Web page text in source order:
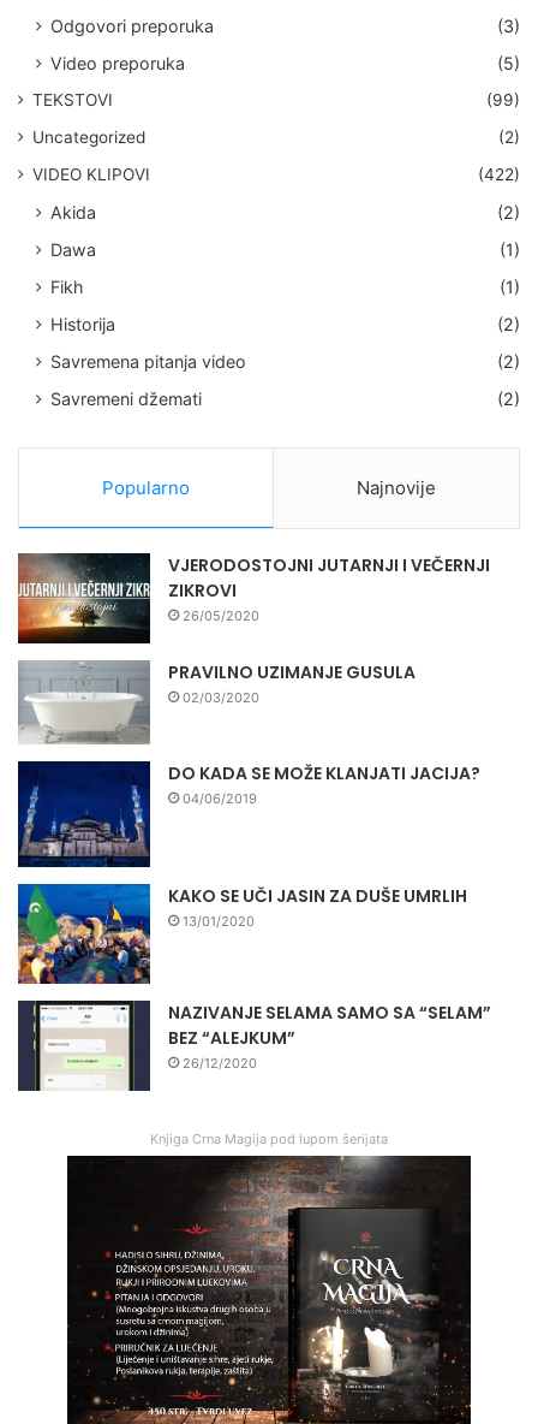
Odgovori preporuka
(3)
Video preporuka
(5)
TEKSTOVI
(99)
Uncategorized
(2)
VIDEO KLIPOVI
(422)
Akida
(2)
Dawa
(1)
Fikh
(1)
Historija
(2)
Savremena pitanja video
(2)
Savremeni džemati
(2)
Popularno Najnovije
VJERODOSTOJNI JUTARNJI I VEČERNJI
ZIKROVI
26/05/2020
PRAVILNO UZIMANJE GUSULA
02/03/2020
DO KADA SE MOŽE KLANJATI JACIJA?
04/06/2019
KAKO SE UČI JASIN ZA DUŠE UMRLIH
13/01/2020
NAZIVANJE SELAMA SAMO SA “SELAM”
BEZ “ALEJKUM”
26/12/2020
Knjiga Crna Magija pod lupom šerijata